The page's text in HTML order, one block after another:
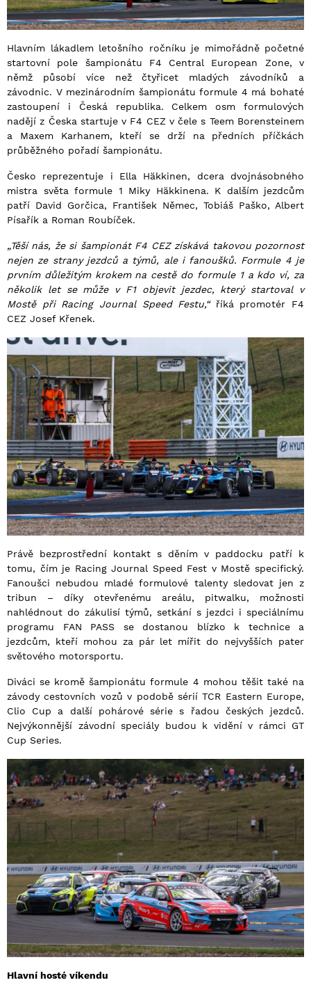
Hlavním lákadlem letošního ročníku je mimořádně početné
startovní pole šampionátu F4 Central European Zone, v
němž působí více než čtyřicet mladých závodníků a
závodnic. V mezinárodním šampionátu formule 4 má bohaté
zastoupení i Česká republika. Celkem osm formulových
nadějí z Česka startuje v F4 CEZ v čele s Teem Borensteinem
a Maxem Karhanem, kteří se drží na předních příčkách
průběžného pořadí šampionátu.
Česko reprezentuje i Ella Häkkinen, dcera dvojnásobného
mistra světa formule 1 Miky Häkkinena. K dalším jezdcům
patří David Gorčica, František Němec, Tobiáš Paško, Albert
Písařík a Roman Roubíček.
„Těší nás, že si šampionát F4 CEZ získává takovou pozornost
nejen ze strany jezdců a týmů, ale i fanoušků. Formule 4 je
prvním důležitým krokem na cestě do formule 1 a kdo ví, za
několik let se může v F1 objevit jezdec, který startoval v
Mostě při Racing Journal Speed Festu,“říká promotér F4
CEZ Josef Křenek.
Právě bezprostřední kontakt s děním v paddocku patří k
tomu, čím je Racing Journal Speed Fest v Mostě specifický.
Fanoušci nebudou mladé formulové talenty sledovat jen z
tribun – díky otevřenému areálu, pitwalku, možnosti
nahlédnout do zákulisí týmů, setkání s jezdci i speciálnímu
programu FAN PASS se dostanou blízko k technice a
jezdcům, kteří mohou za pár let mířit do nejvyšších pater
světového motorsportu.
Diváci se kromě šampionátu formule 4 mohou těšit také na
závody cestovních vozů v podobě sérií TCR Eastern Europe,
Clio Cup a další pohárové série s řadou českých jezdců.
Nejvýkonnější závodní speciály budou k vidění v rámci GT
Cup Series.
Hlavní hosté víkendu